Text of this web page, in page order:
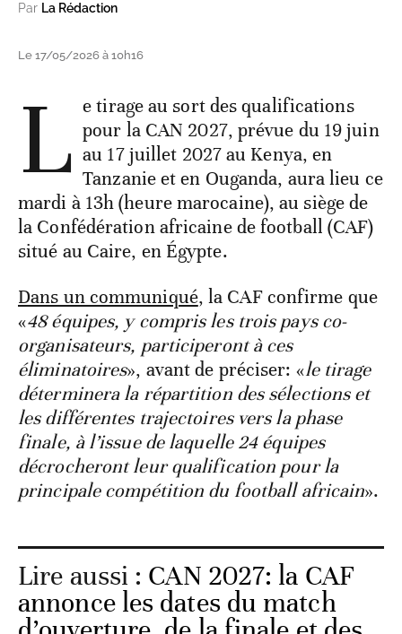
Par La Rédaction
Le 17/05/2026 à 10h16
L e tirage au sort des qualifications
pour la CAN 2027, prévue du 19 juin
au 17 juillet 2027 au Kenya, en
Tanzanie et en Ouganda, aura lieu ce
mardi à 13h (heure marocaine), au siège de
la Confédération africaine de football (CAF)
situé au Caire, en Égypte.
Dans un communiqué, la CAF confirme que
«48 équipes, y compris les trois pays co-
organisateurs, participeront à ces
éliminatoires», avant de préciser: «le tirage
déterminera la répartition des sélections et
les différentes trajectoires vers la phase
finale, à l’issue de laquelle 24 équipes
décrocheront leur qualification pour la
principale compétition du football africain».
Lire aussi : CAN 2027: la CAF
annonce les dates du match